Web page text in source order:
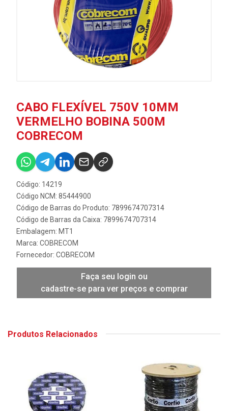
CABO FLEXÍVEL 750V 10MM
VERMELHO BOBINA 500M
COBRECOM
Código: 14219
Código NCM: 85444900
Código de Barras do Produto: 7899674707314
Código de Barras da Caixa: 7899674707314
Embalagem: MT1
Marca: COBRECOM
Fornecedor: COBRECOM
Faça seu login ou
cadastre-se para ver preços e comprar
Produtos Relacionados